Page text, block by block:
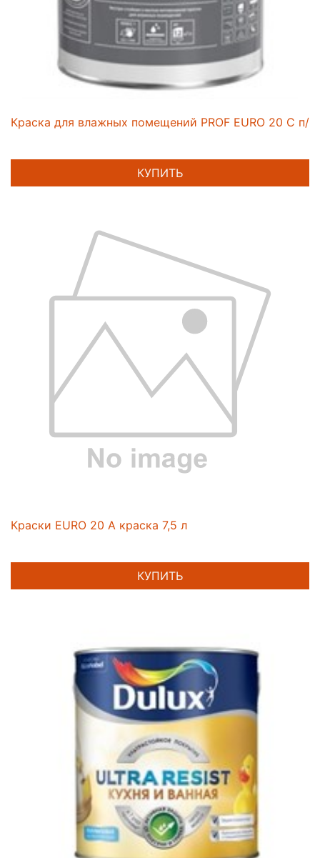
Краска для влажных помещений PROF EURO 20 C п/
КУПИТЬ
Краски EURO 20 A краска 7,5 л
КУПИТЬ